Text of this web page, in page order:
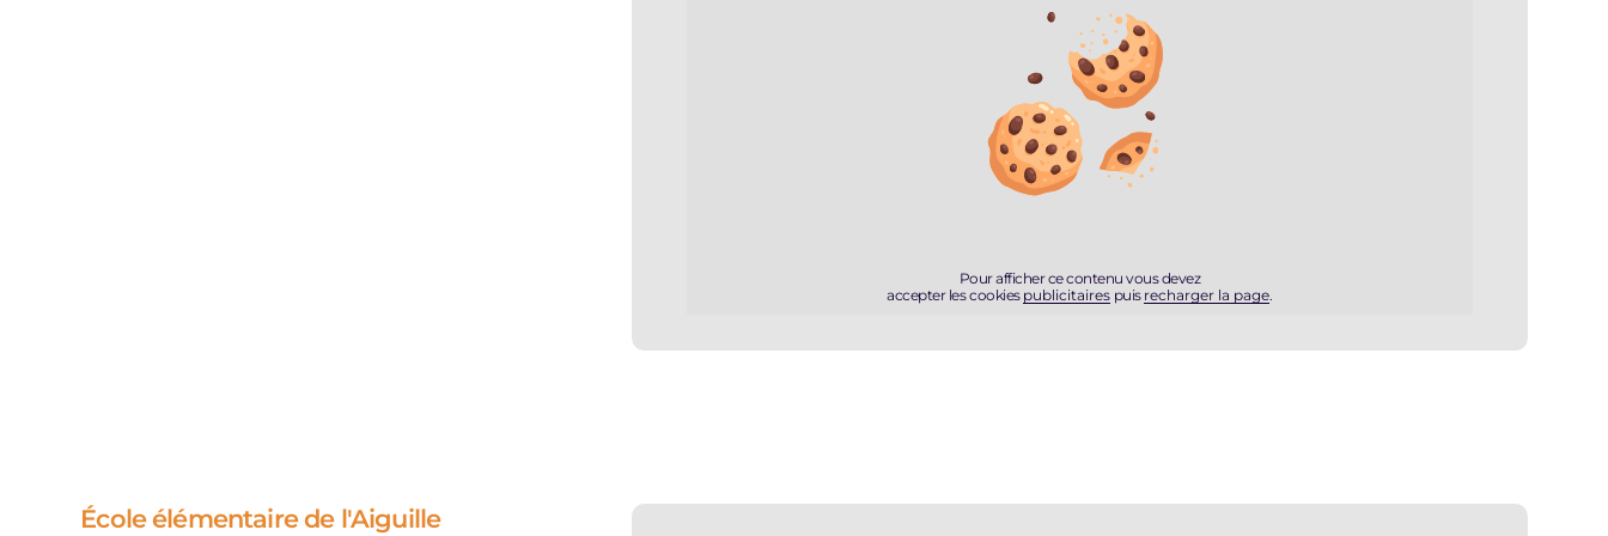
Pour afficher ce contenu vous devez
accepter les cookies publicitaires puis recharger la page.
École élémentaire de l'Aiguille